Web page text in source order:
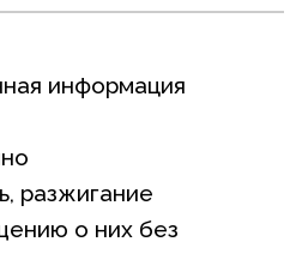
информация
разжигание
о них без